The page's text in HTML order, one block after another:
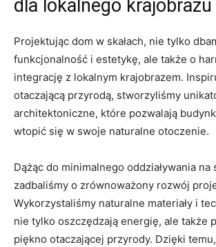
dla ‌lokalnego krajobrazu
Projektując ‍dom w skałach, ‍nie⁣ tylko
funkcjonalność ​i ⁤estetykę,⁢ ale także o
integrację⁣ z lokalnym⁢ krajobrazem.
otaczającą przyrodą, ⁤stworzyliśmy
architektoniczne, które pozwalają
wtopić się w swoje naturalne otoczenie.
Dążąc do minimalnego oddziaływania na
zadbaliśmy o ⁣zrównoważony rozwój​
Wykorzystaliśmy naturalne⁢ materiały ‍i
nie tylko⁢ oszczędzają ​energię, ale także
piękno otaczającej⁤ przyrody. Dzięki⁣